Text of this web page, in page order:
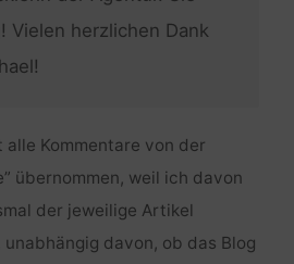
Vielen herzlichen Dank
alle Kommentare von der
übernommen, weil ich davon
der jeweilige Artikel
davon, ob das Blog